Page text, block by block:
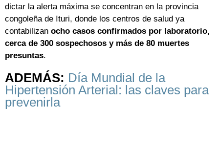
dictar la alerta máxima se concentran en la provincia
congoleña de Ituri, donde los centros de salud ya
contabilizan ocho casos confirmados por laboratorio,
cerca de 300 sospechosos y más de 80 muertes
presuntas.
ADEMÁS: Día Mundial de la
Hipertensión Arterial: las claves para
prevenirla